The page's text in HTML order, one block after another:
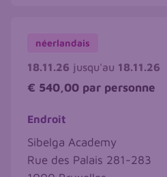
néerlandais
18.11.26 jusqu'au 18.11.26
€ 540,00 par personne
Endroit
Sibelga Academy
Rue des Palais 281-283